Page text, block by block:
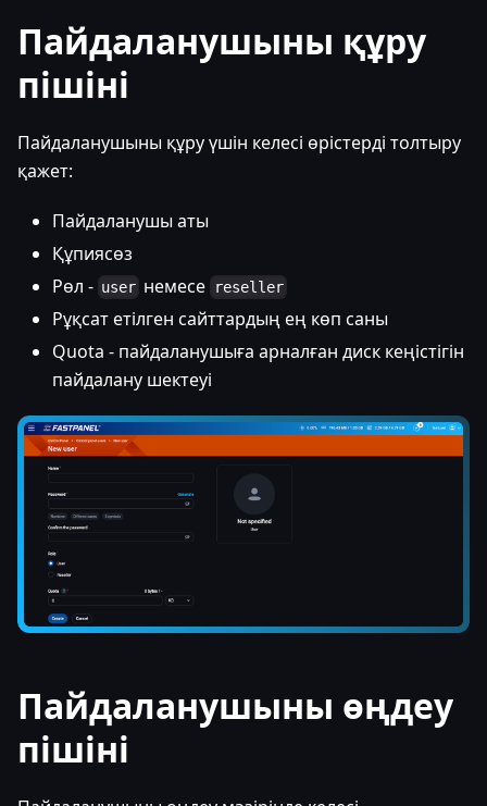
Пайдаланушыны құру
пішіні
Пайдаланушыны құру үшін келесі өрістерді толтыру
қажет:
Пайдаланушы аты
Құпиясөз
Рөл - user немесе reseller
Рұқсат етілген сайттардың ең көп саны
Quota - пайдаланушыға арналған диск кеңістігін
пайдалану шектеуі
Пайдаланушыны өңдеу
пішіні